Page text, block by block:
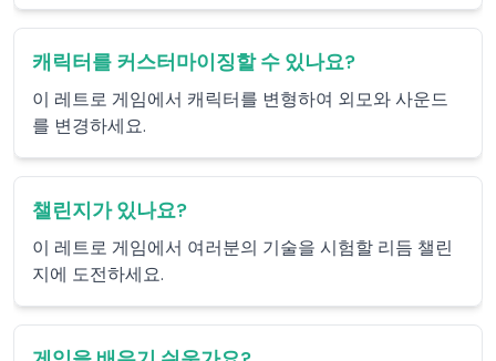
캐릭터를 커스터마이징할 수 있나요?
이 레트로 게임에서 캐릭터를 변형하여 외모와 사운드
를 변경하세요.
챌린지가 있나요?
이 레트로 게임에서 여러분의 기술을 시험할 리듬 챌린
지에 도전하세요.